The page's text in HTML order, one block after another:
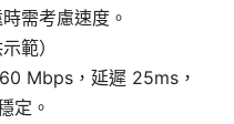
需考慮速度。
範）
Mbps，延遲 25ms，
定。